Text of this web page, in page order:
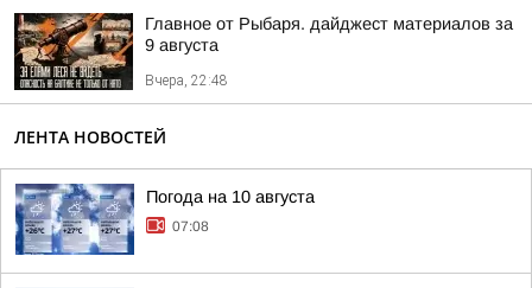
Главное от Рыбаря. дайджест материалов за
9 августа
Вчера, 22:48
ЛЕНТА НОВОСТЕЙ
Погода на 10 августа
07:08